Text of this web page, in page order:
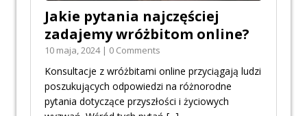
Jakie pytania najczęściej
zadajemy wróżbitom online?
10 maja, 2024 | 0 Comments
Konsultacje z wróżbitami online przyciągają ludzi
poszukujących odpowiedzi na różnorodne
pytania dotyczące przyszłości i życiowych